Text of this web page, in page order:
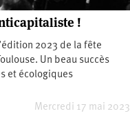
!
2023 de la fête
Un beau succès
et écologiques
Mercredi 17 mai 2023